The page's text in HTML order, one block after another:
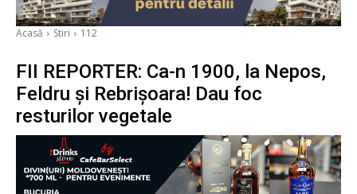
Acasă Stiri 112
FII REPORTER: Ca-n 1900, la Nepos,
Feldru și Rebrișoara! Dau foc
resturilor vegetale